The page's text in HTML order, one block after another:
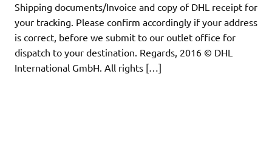
Shipping documents/Invoice and copy of DHL receipt for
your tracking. Please confirm accordingly if your address
is correct, before we submit to our outlet office for
dispatch to your destination. Regards, 2016 © DHL
International GmbH. All rights […]